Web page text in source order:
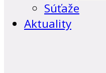
Súťaže
Aktuality